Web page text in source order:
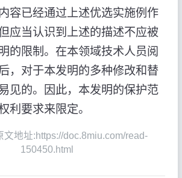
容已经通过上述优选实施例作
应当认识到上述的描述不应被
的限制。在本领域技术人员阅
，对于本发明的多种修改和替
见的。因此，本发明的保护范
利要求来限定。
文地址:https://doc.8miu.com/read-
150450.html